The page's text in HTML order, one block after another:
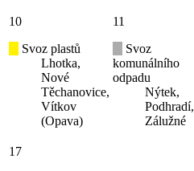
10
Svoz plastů
Lhotka,
Nové
Těchanovice,
Vítkov
(Opava)
11
Svoz
komunálního
odpadu
Nýtek,
Podhradí,
Zálužné
17